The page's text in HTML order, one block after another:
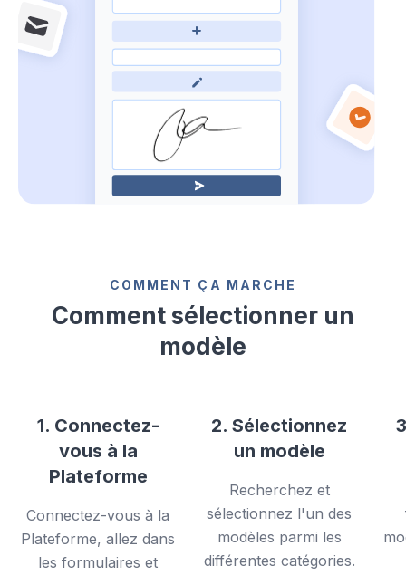
COMMENT ÇA MARCHE
Comment sélectionner un
modèle
1. Connectez-
vous à la
Plateforme
Connectez-vous à la
Plateforme, allez dans
les formulaires et
2. Sélectionnez
un modèle
Recherchez et
sélectionnez l'un des
modèles parmi les
différentes catégories.